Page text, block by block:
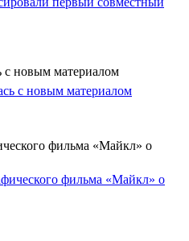
с новым материалом
фильма «Майкл» о